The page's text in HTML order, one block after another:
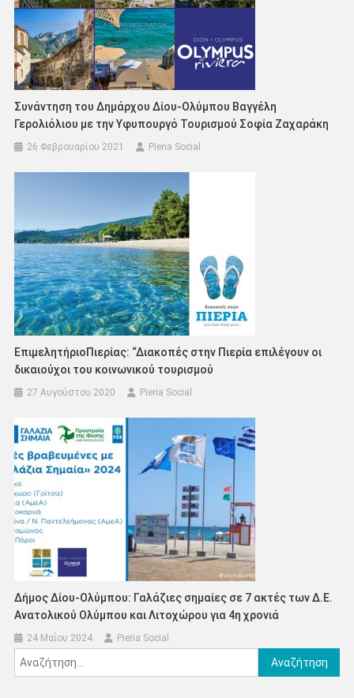
Συνάντηση του Δημάρχου Δίου-Ολύμπου Βαγγέλη
Γερολιόλιου με την Υφυπουργό Τουρισμού Σοφία Ζαχαράκη
26 Φεβρουαρίου 2021 Pieria Social
ΕπιμελητήριοΠιερίας: “Διακοπές στην Πιερία επιλέγουν οι
δικαιούχοι του κοινωνικού τουρισμού
27 Αυγούστου 2020 Pieria Social
Δήμος Δίου-Ολύμπου: Γαλάζιες σημαίες σε 7 ακτές των Δ.Ε.
Ανατολικού Ολύμπου και Λιτοχώρου για 4η χρονιά
24 Μαΐου 2024 Pieria Social
Αναζήτηση
για: